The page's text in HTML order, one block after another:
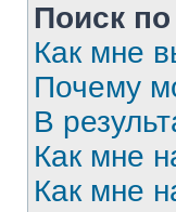
Поиск
Как мне
Почему
В
Как мне
Как мне